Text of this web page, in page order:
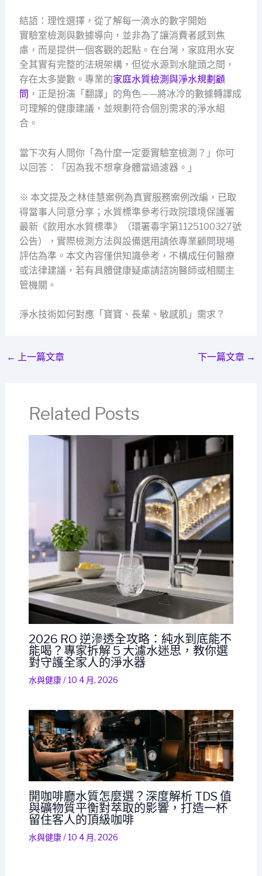
結語：理性選擇，從了解每一滴水的數字開始
實驗室檢測與數據導向，並非為了讓消費者感到焦
慮，而是提供一個客觀的起點。在台灣，家庭用水安
全其實有完整的法規架構，但從水源到水龍頭之間，
存在太多變數。專業的家庭水質檢測與淨水規劃顧
問 ，正是扮演「翻譯」的角色——將冰冷的數據轉譯成
可理解的健康建議，並規劃符合個別需求的淨水組
合。
當下次有人問你「為什麼一定要實驗室檢測？」你可
以回答：「因為我不想拿身體當過濾器。」
※ 本文提及之林佳慧案例為真實服務案例改編，已取
得當事人同意分享；水質標準參考行政院環境保護署
最新《飲用水水質標準》（環署毒字第1125100327號
公告），實際檢測方法與設備選用請依專業顧問現場
評估為準。本文內容僅供知識參考，不構成任何醫療
或法律建議，若有具體健康疑慮請諮詢醫師或相關主
管機關。
淨水技術如何對應「寶寶、長輩、敏感肌」需求？
← 上一篇文章 下一篇文章 →
Related Posts
2026 RO 逆滲透全攻略：純水到底能不
能喝？專家拆解 5 大濾水迷思，教你選
對守護全家人的淨水器
水與健康/10 4 月, 2026
開咖啡廳水質怎麼選？深度解析 TDS 值
與礦物質平衡對萃取的影響，打造一杯
留住客人的頂級咖啡
水與健康/10 4 月, 2026